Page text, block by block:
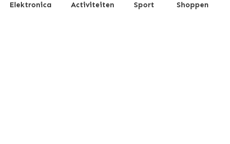
Elektronica Activiteiten Sport Shoppen